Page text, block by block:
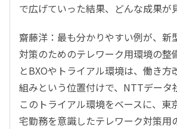
で広げていった結果、どんな成果が
齋藤洋：最も分かりやすい例が、新
対策のためのテレワーク用環境の整
とBXOやトライアル環境は、働き方
組みという位置付けで、NTTデータ
このトライアル環境をベースに、東
宅勤務を意識したテレワーク対策用